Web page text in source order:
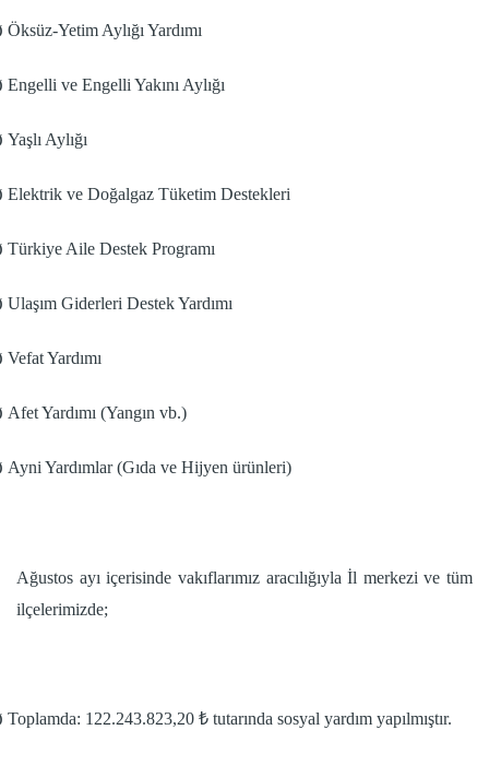
Öksüz-Yetim Aylığı Yardımı
Engelli ve Engelli Yakını Aylığı
Yaşlı Aylığı
Elektrik ve Doğalgaz Tüketim Destekleri
Türkiye Aile Destek Programı
Ulaşım Giderleri Destek Yardımı
Vefat Yardımı
Afet Yardımı (Yangın vb.)
Ayni Yardımlar (Gıda ve Hijyen ürünleri)
Ağustos ayı içerisinde vakıflarımız aracılığıyla İl merkezi ve tüm
ilçelerimizde;
Toplamda: 122.243.823,20 ₺ tutarında sosyal yardım yapılmıştır.